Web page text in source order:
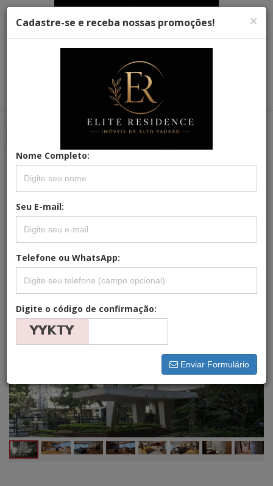
REFERÊNCIA: 9082025
SOFISTICAÇÃO E ESPAÇO NO CORAÇÃO
DE HIGIENÓPOLIS ? SEU NOVO LAR
COM 3 QUARTOS E 197M² ESPERA POR
VOCÊ!"
×
Cadastre-se e receba nossas promoções!
Nome Completo:
Seu E-mail:
Telefone ou WhatsApp:
Digite o código de confirmação:
Enviar Formulário